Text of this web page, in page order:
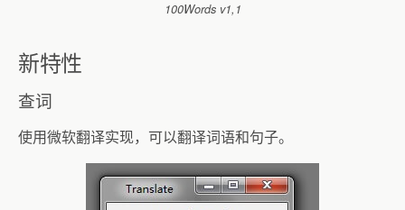
100Words v1,1
新特性
查词
使用微软翻译实现，可以翻译词语和句子。